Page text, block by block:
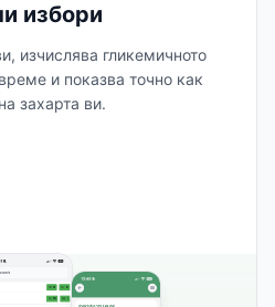
избори
изчислява гликемичното
и показва точно как
захарта ви.